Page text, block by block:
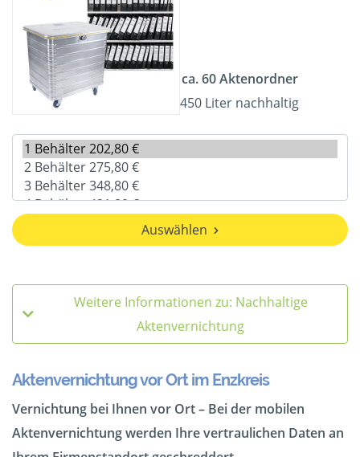
ca. 60 Aktenordner
450 Liter nachhaltig
Auswählen
Weitere Informationen zu: Nachhaltige
Aktenvernichtung
Aktenvernichtung vor Ort im Enzkreis
Vernichtung bei Ihnen vor Ort – Bei der mobilen
Aktenvernichtung werden Ihre vertraulichen Daten an